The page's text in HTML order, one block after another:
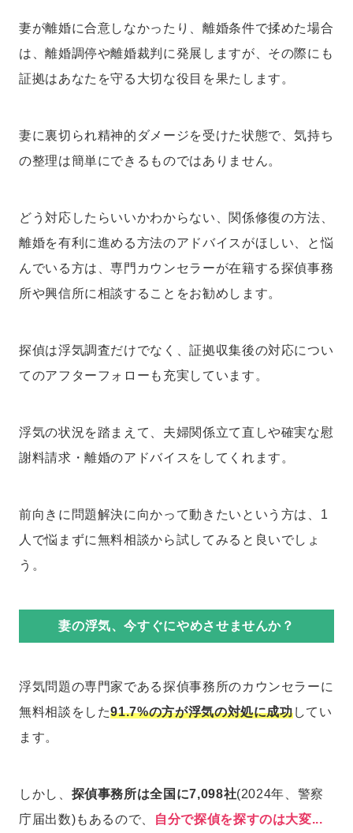
妻が離婚に合意しなかったり、離婚条件で揉めた場合
は、離婚調停や離婚裁判に発展しますが、その際にも
証拠はあなたを守る大切な役目を果たします。
妻に裏切られ精神的ダメージを受けた状態で、気持ち
の整理は簡単にできるものではありません。
どう対応したらいいかわからない、関係修復の方法、
離婚を有利に進める方法のアドバイスがほしい、と悩
んでいる方は、専門カウンセラーが在籍する探偵事務
所や興信所に相談することをお勧めします。
探偵は浮気調査だけでなく、証拠収集後の対応につい
てのアフターフォローも充実しています。
浮気の状況を踏まえて、夫婦関係立て直しや確実な慰
謝料請求・離婚のアドバイスをしてくれます。
前向きに問題解決に向かって動きたいという方は、1
人で悩まずに無料相談から試してみると良いでしょ
う。
妻の浮気、今すぐにやめさせませんか？
浮気問題の専門家である探偵事務所のカウンセラーに
無料相談をした91.7%の方が浮気の対処に成功してい
ます。
しかし、 探偵事務所は全国に7,098社(2024年、警察
庁届出数)もあるので、
自分で探偵を探すのは大変...